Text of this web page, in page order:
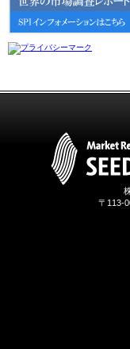
動向 」を発刊しました。
2026年04月30日
4月30日、「2026年版 オン
1月31日、「DXが加速する
認知症ケア支援サービスの
今後の方向性 」を発刊し
1月13日、「営業支援DX
名刺管理サービスの最新
〒113-